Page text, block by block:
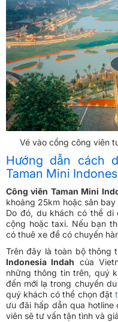
Vé vào cổng công viên
Hướng dẫn cách
Taman Mini
Công viên Taman Mini
khoảng 25km hoặc sân
Do đó, du khách có thể di
cộng hoặc taxi. Nếu bạn
có thuê xe để có chuyến
Trên đây là toàn bộ thông
Indonesia Indah của
những thông tin trên, quý
đến mới lạ trong chuyến
quý khách có thể chọn đặt
ưu đãi hấp dẫn qua hotline
viên sẽ tư vấn tận tình và